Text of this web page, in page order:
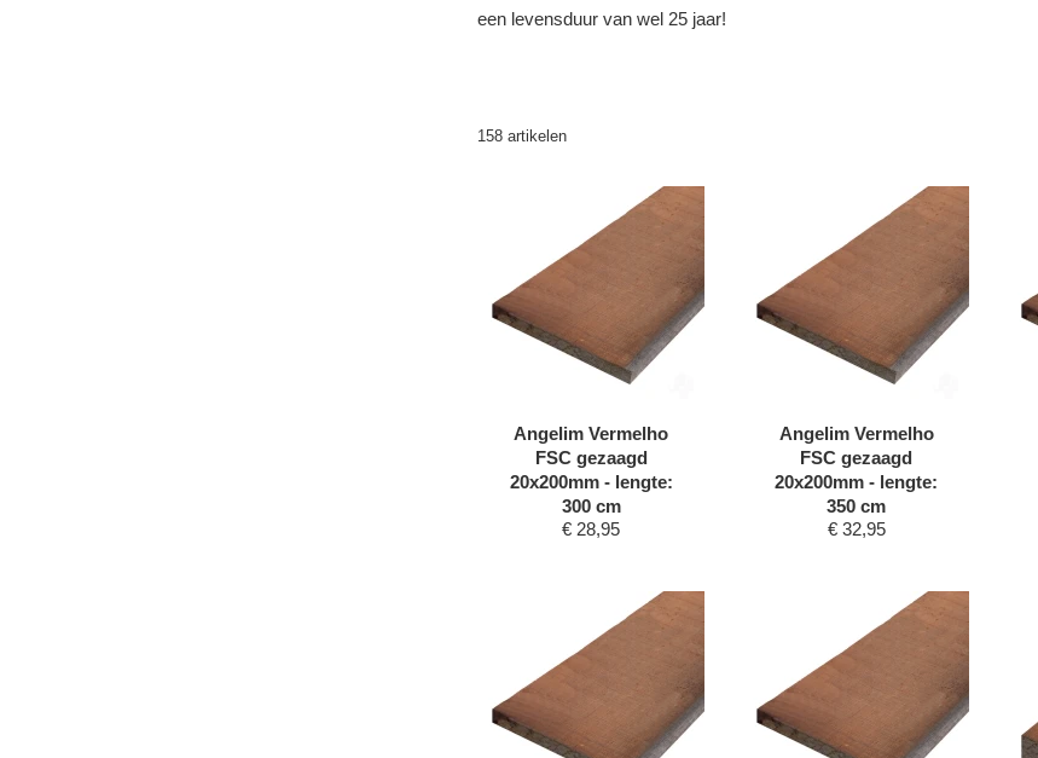
een levensduur van wel 25 jaar!
158 artikelen
Angelim Vermelho
FSC gezaagd
20x200mm - lengte:
300 cm
€ 28,95
Angelim Vermelho
FSC gezaagd
20x200mm - lengte:
350 cm
€ 32,95